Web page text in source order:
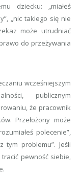
dziecku: „miałeś
„nic takiego się nie
może utrudniać
do przeżywania
wcześniejszym
publicznym
że pracownik
Przełożony może
polecenie”,
tym problemu”. Jeśli
pewność siebie,